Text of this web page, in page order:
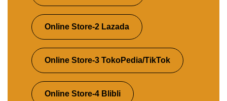
Online Store-2 Lazada
Online Store-3 TokoPedia/TikTok
Online Store-4 Blibli